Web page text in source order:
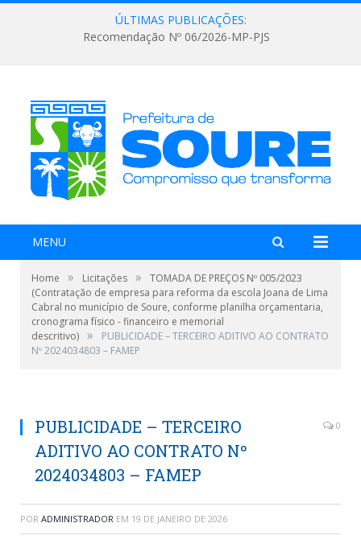
ÚLTIMAS PUBLICAÇÕES:
Recomendação Nº 06/2026-MP-PJS
MENU
Home » Licitações »
TOMADA DE PREÇOS Nº 005/2023
(Contratação de empresa para reforma da escola Joana de Lima
Cabral no município de Soure, conforme planilha orçamentaria,
cronograma físico - financeiro e memorial
descritivo) »
PUBLICIDADE – TERCEIRO ADITIVO AO CONTRATO
Nº 2024034803 – FAMEP
PUBLICIDADE – TERCEIRO
ADITIVO AO CONTRATO Nº
2024034803 – FAMEP
0
POR ADMINISTRADOR EM 19 DE JANEIRO DE 2026